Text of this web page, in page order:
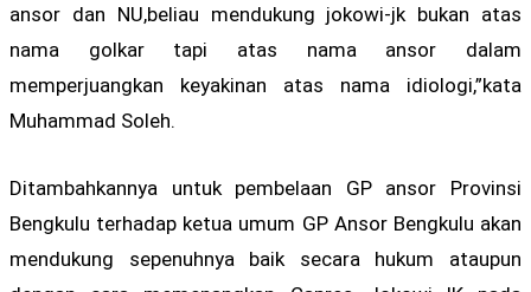
ansor dan NU,beliau mendukung jokowi-jk bukan atas
nama golkar tapi atas nama ansor dalam
memperjuangkan keyakinan atas nama idiologi,”kata
Muhammad Soleh.
Ditambahkannya untuk pembelaan GP ansor Provinsi
Bengkulu terhadap ketua umum GP Ansor Bengkulu akan
mendukung sepenuhnya baik secara hukum ataupun